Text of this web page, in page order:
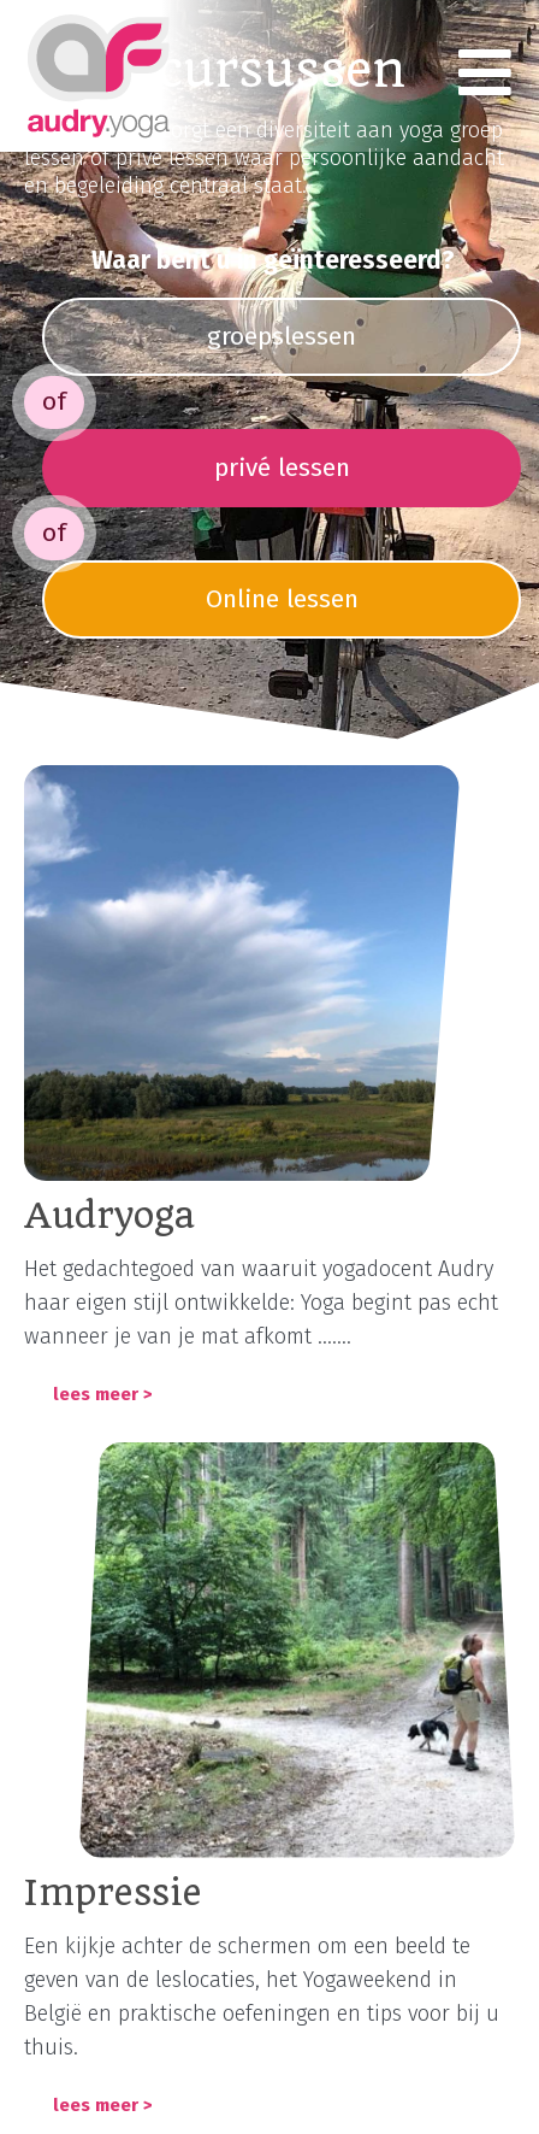
Yoga cursussen
Audry.yoga verzorgt een diversiteit aan yoga groep
lessen of privé lessen waar persoonlijke aandacht
en begeleiding centraal staat.
Waar bent u in geïnteresseerd?
groepslessen
of
privé lessen
of
Online lessen
Audryoga
Het gedachtegoed van waaruit yogadocent Audry
haar eigen stijl ontwikkelde: Yoga begint pas echt
wanneer je van je mat afkomt .......
lees meer >
Impressie
Een kijkje achter de schermen om een beeld te
geven van de leslocaties, het Yogaweekend in
België en praktische oefeningen en tips voor bij u
thuis.
lees meer >